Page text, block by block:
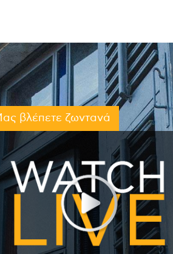
βλέπετε ζωντανά